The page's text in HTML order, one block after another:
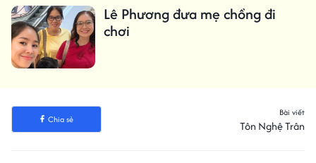
Lê Phương đưa mẹ chồng đi
chơi
Chia sẻ
Bài viết
Tôn Nghệ Trân